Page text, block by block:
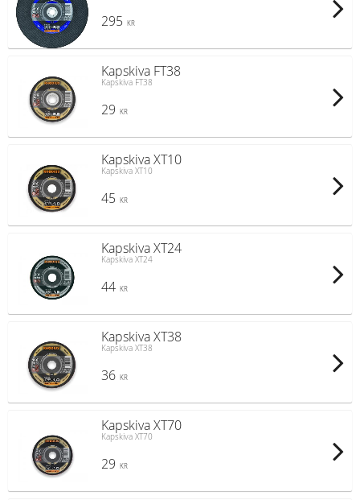
295 KR
Kapskiva FT38
Kapskiva FT38
29 KR
Kapskiva XT10
Kapskiva XT10
45 KR
Kapskiva XT24
Kapskiva XT24
44 KR
Kapskiva XT38
Kapskiva XT38
36 KR
Kapskiva XT70
Kapskiva XT70
29 KR